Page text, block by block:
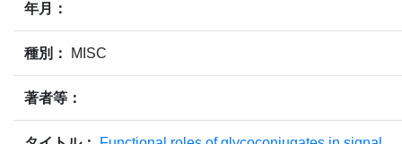
年月：
種別： MISC
著者等：